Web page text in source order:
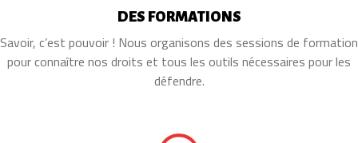
DES FORMATIONS
Savoir, c’est pouvoir ! Nous organisons des sessions de formation
pour connaître nos droits et tous les outils nécessaires pour les
défendre.